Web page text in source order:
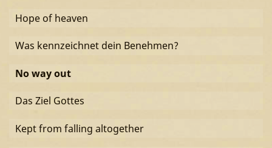
Hope of heaven
Was kennzeichnet dein Benehmen?
No way out
Das Ziel Gottes
Kept from falling altogether